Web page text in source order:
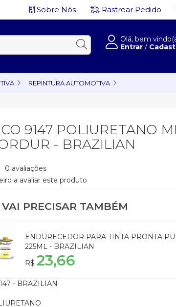
Sobre Nós Rastrear Pedido
Olá, bem
Entrar /
REPINTURA AUTOMOTIVA
9147 POLIURETANO
- BRAZILIAN
0 avaliações
a avaliar este produto
PRECISAR TAMBÉM
ENDURECEDOR PARA TINTA PRONTA
225ML - BRAZILIAN
R$ 23,66
- BRAZILIAN